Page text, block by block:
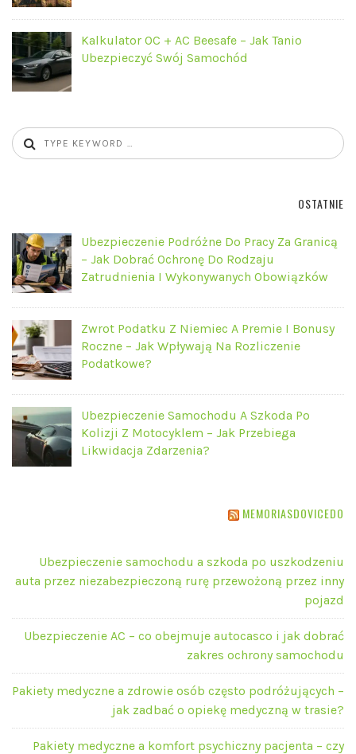
Kalkulator OC + AC Beesafe – Jak Tanio
Ubezpieczyć Swój Samochód
OSTATNIE
Ubezpieczenie Podróżne Do Pracy Za Granicą
– Jak Dobrać Ochronę Do Rodzaju
Zatrudnienia I Wykonywanych Obowiązków
Zwrot Podatku Z Niemiec A Premie I Bonusy
Roczne – Jak Wpływają Na Rozliczenie
Podatkowe?
Ubezpieczenie Samochodu A Szkoda Po
Kolizji Z Motocyklem – Jak Przebiega
Likwidacja Zdarzenia?
MEMORIASDOVICEDO
Ubezpieczenie samochodu a szkoda po uszkodzeniu
auta przez niezabezpieczoną rurę przewożoną przez inny
pojazd
Ubezpieczenie AC – co obejmuje autocasco i jak dobrać
zakres ochrony samochodu
Pakiety medyczne a zdrowie osób często podróżujących –
jak zadbać o opiekę medyczną w trasie?
Pakiety medyczne a komfort psychiczny pacjenta – czy